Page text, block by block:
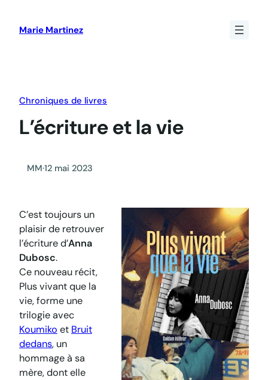
Marie Martinez
Chroniques de livres
L’écriture et la vie
MM·12 mai 2023
C’est toujours un
plaisir de retrouver
l’écriture d’Anna
Dubosc.
Ce nouveau récit,
Plus vivant que la
vie, forme une
trilogie avec
Koumiko et Bruit
dedans, un
hommage à sa
mère, dont elle